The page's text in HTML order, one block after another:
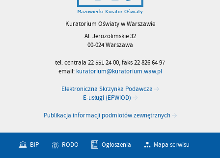
Kuratorium Oświaty w Warszawie
Al. Jerozolimskie 32
00-024 Warszawa
tel. centrala 22 551 24 00, faks 22 826 64 97
email: kuratorium@kuratorium.waw.pl
Elektroniczna Skrzynka Podawcza
E-usługi (EPWiOD)
Publikacja informacji podmiotów zewnętrznych
BIP RODO Ogłoszenia Mapa serwisu